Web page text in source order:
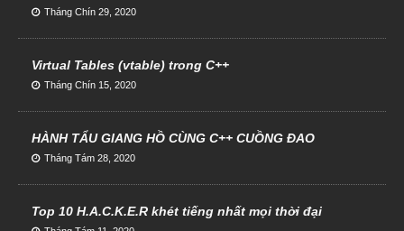
Tháng Chín 29, 2020
Virtual Tables (vtable) trong C++
Tháng Chín 15, 2020
HÀNH TẨU GIANG HỒ CÙNG C++ CUỒNG ĐAO
Tháng Tám 28, 2020
Top 10 H.A.C.K.E.R khét tiếng nhất mọi thời đại